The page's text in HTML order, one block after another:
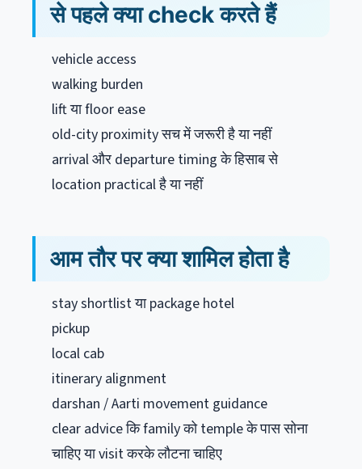
से पहले क्या check करते हैं
vehicle access
walking burden
lift या floor ease
old-city proximity सच में जरूरी है या नहीं
arrival और departure timing के हिसाब से
location practical है या नहीं
आम तौर पर क्या शामिल होता है
stay shortlist या package hotel
pickup
local cab
itinerary alignment
darshan / Aarti movement guidance
clear advice कि family को temple के पास सोना
चाहिए या visit करके लौटना चाहिए